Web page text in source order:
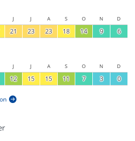
J J A S O N D
21 23 23 18 14 9 6
J J A S O N D
12 15 15 11 7 3 0